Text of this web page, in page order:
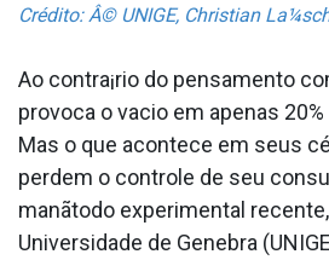
Crédito: Â© UNIGE, Christian
Ao contra¡rio do pensamento
provoca o va­cio em apenas
Mas o que acontece em seus
perdem o controle de seu
manãtodo experimental
Universidade de Genebra